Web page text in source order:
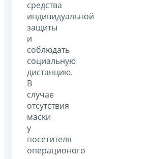
средства
индивидуальной
защиты
и
соблюдать
социальную
дистанцию.
В
случае
отсутствия
маски
у
посетителя
операционого